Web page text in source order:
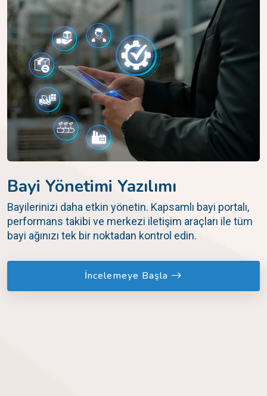
Bayi Yönetimi Yazılımı
Bayilerinizi daha etkin yönetin. Kapsamlı bayi portalı,
performans takibi ve merkezi iletişim araçları ile tüm
bayi ağınızı tek bir noktadan kontrol edin.
İncelemeye Başla